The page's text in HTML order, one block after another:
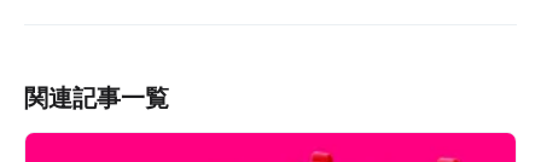
関連記事一覧